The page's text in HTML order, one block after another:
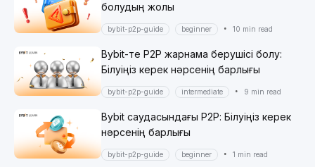
болудың жолы
bybit-p2p-guide beginner • 10 min read
Bybit-те P2P жарнама берушісі болу:
Білуіңіз керек нәрсенің барлығы
bybit-p2p-guide intermediate • 9 min read
Bybit саудасындағы P2P: Білуіңіз керек
нәрсенің барлығы
bybit-p2p-guide beginner • 1 min read